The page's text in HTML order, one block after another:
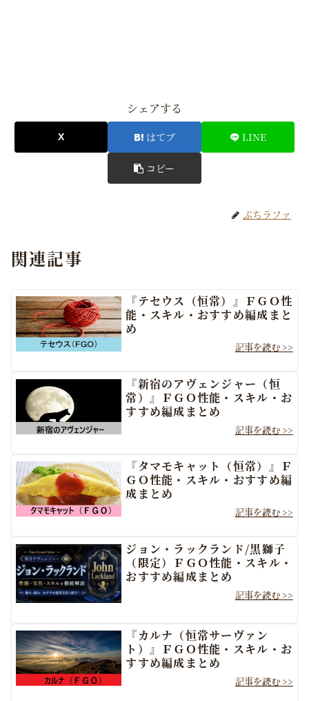
シェアする
はてブ LINE
コピー
ぷちラファ
関連記事
『テセウス（恒常）』ＦＧＯ性
能・スキル・おすすめ編成まと
め
『新宿のアヴェンジャー（恒
常）』ＦＧＯ性能・スキル・お
すすめ編成まとめ
『タマモキャット（恒常）』Ｆ
ＧＯ性能・スキル・おすすめ編
成まとめ
ジョン・ラックランド/黒獅子
（限定）ＦＧＯ性能・スキル・
おすすめ編成まとめ
『カルナ（恒常サーヴァン
ト）』ＦＧＯ性能・スキル・お
すすめ編成まとめ